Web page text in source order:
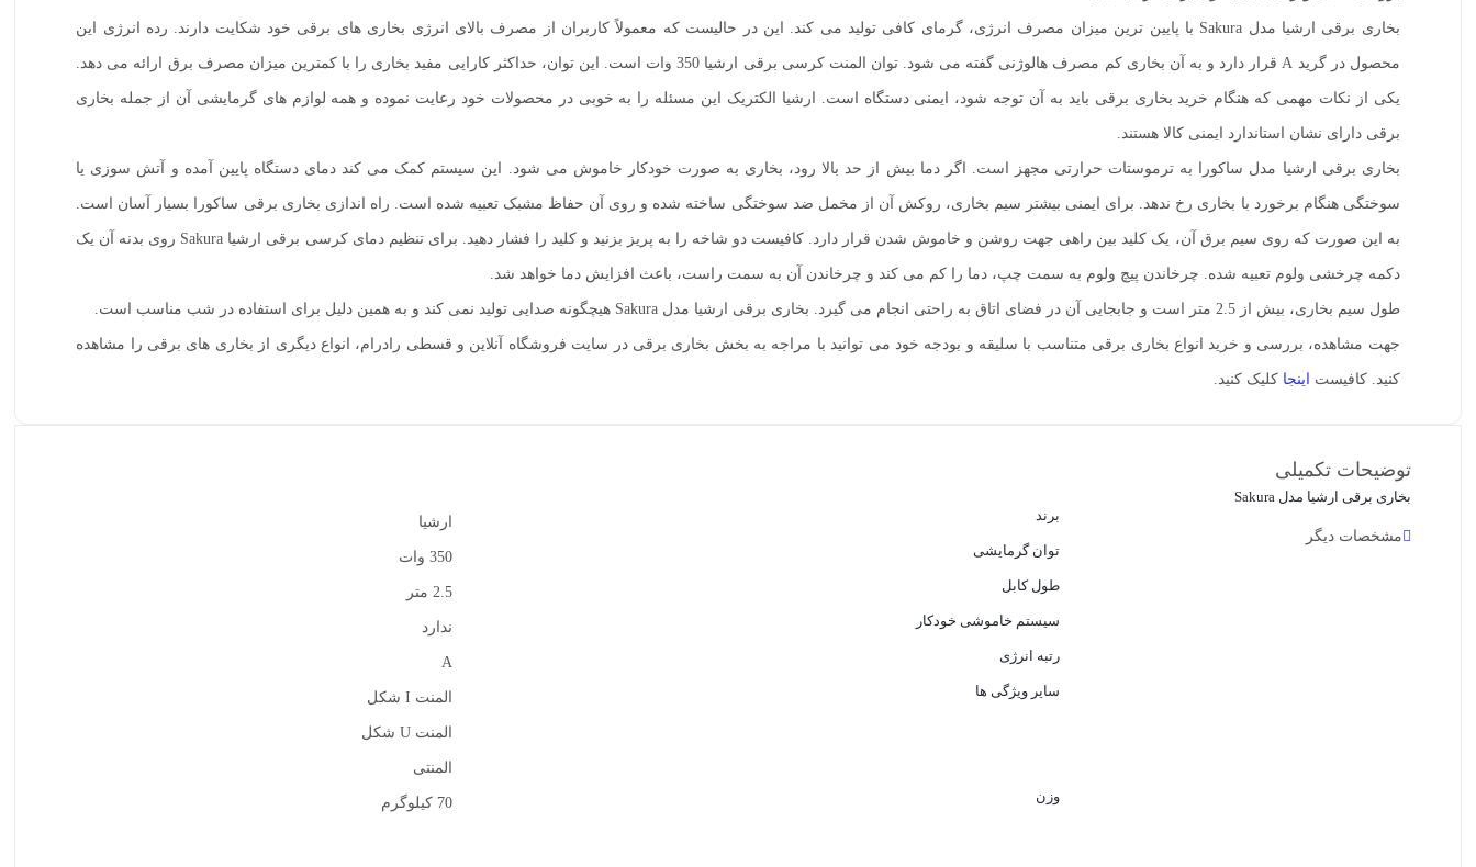
بخاری برقی ارشیا مدل Sakura با پایین ترین میزان مصرف انرژی، گرمای کافی تولید می کند. این در حالیست که معمولاً کاربران از مصرف بالای انرژی بخاری های برقی خود شکایت دارند. رده انرژی این
محصول در گرید A قرار دارد و به آن بخاری کم مصرف هالوژنی گفته می شود. توان المنت کرسی برقی ارشیا 350 وات است. این توان، حداکثر کارایی مفید بخاری را با کمترین میزان مصرف برق ارائه می دهد.
یکی از نکات مهمی که هنگام خرید بخاری برقی باید به آن توجه شود، ایمنی دستگاه است. ارشیا الکتریک این مسئله را به خوبی در محصولات خود رعایت نموده و همه لوازم های گرمایشی آن از جمله بخاری
برقی دارای نشان استاندارد ایمنی کالا هستند.
بخاری برقی ارشیا مدل ساکورا به ترموستات حرارتی مجهز است. اگر دما بیش از حد بالا رود، بخاری به صورت خودکار خاموش می شود. این سیستم کمک می کند دمای دستگاه پایین آمده و آتش سوزی یا
سوختگی هنگام برخورد با بخاری رخ ندهد. برای ایمنی بیشتر سیم بخاری، روکش آن از مخمل ضد سوختگی ساخته شده و روی آن حفاظ مشبک تعبیه شده است. راه اندازی بخاری برقی ساکورا بسیار آسان است.
به این صورت که روی سیم برق آن، یک کلید بین راهی جهت روشن و خاموش شدن قرار دارد. کافیست دو شاخه را به پریز بزنید و کلید را فشار دهید. برای تنظیم دمای کرسی برقی ارشیا Sakura روی بدنه آن یک
دکمه چرخشی ولوم تعبیه شده. چرخاندن پیچ ولوم به سمت چپ، دما را کم می کند و چرخاندن آن به سمت راست، باعث افزایش دما خواهد شد.
طول سیم بخاری، بیش از 2.5 متر است و جابجایی آن در فضای اتاق به راحتی انجام می گیرد. بخاری برقی ارشیا مدل Sakura هیچگونه صدایی تولید نمی کند و به همین دلیل برای استفاده در شب مناسب است.
جهت مشاهده، بررسی و خرید انواع بخاری برقی متناسب با سلیقه و بودجه خود می توانید با مراجه به بخش بخاری برقی در سایت فروشگاه آنلاین و قسطی رادرام، انواع دیگری از بخاری های برقی را مشاهده
کنید. کافیست اینجا کلیک کنید.
توضیحات تکمیلی
بخاری برقی ارشیا مدل Sakura
مشخصات دیگر
برند
ارشیا
توان گرمایشی
350 وات
طول کابل
2.5 متر
سیستم خاموشی خودکار
ندارد
رتبه انرژی
A
سایر ویژگی ها
المنت I شکل
المنت U شکل
المنتی
وزن
70 کیلوگرم